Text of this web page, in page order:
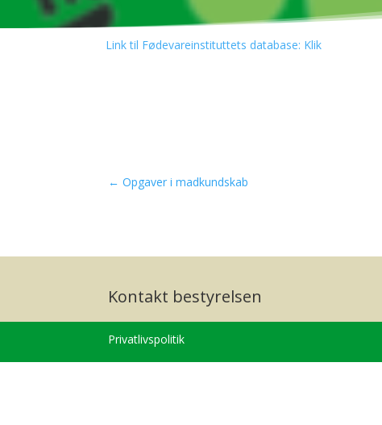
Link til Fødevareinstituttets database: Klik
←Opgaver i madkundskab
Kontakt bestyrelsen
Privatlivspolitik